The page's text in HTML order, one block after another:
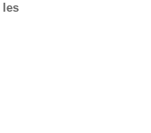
les